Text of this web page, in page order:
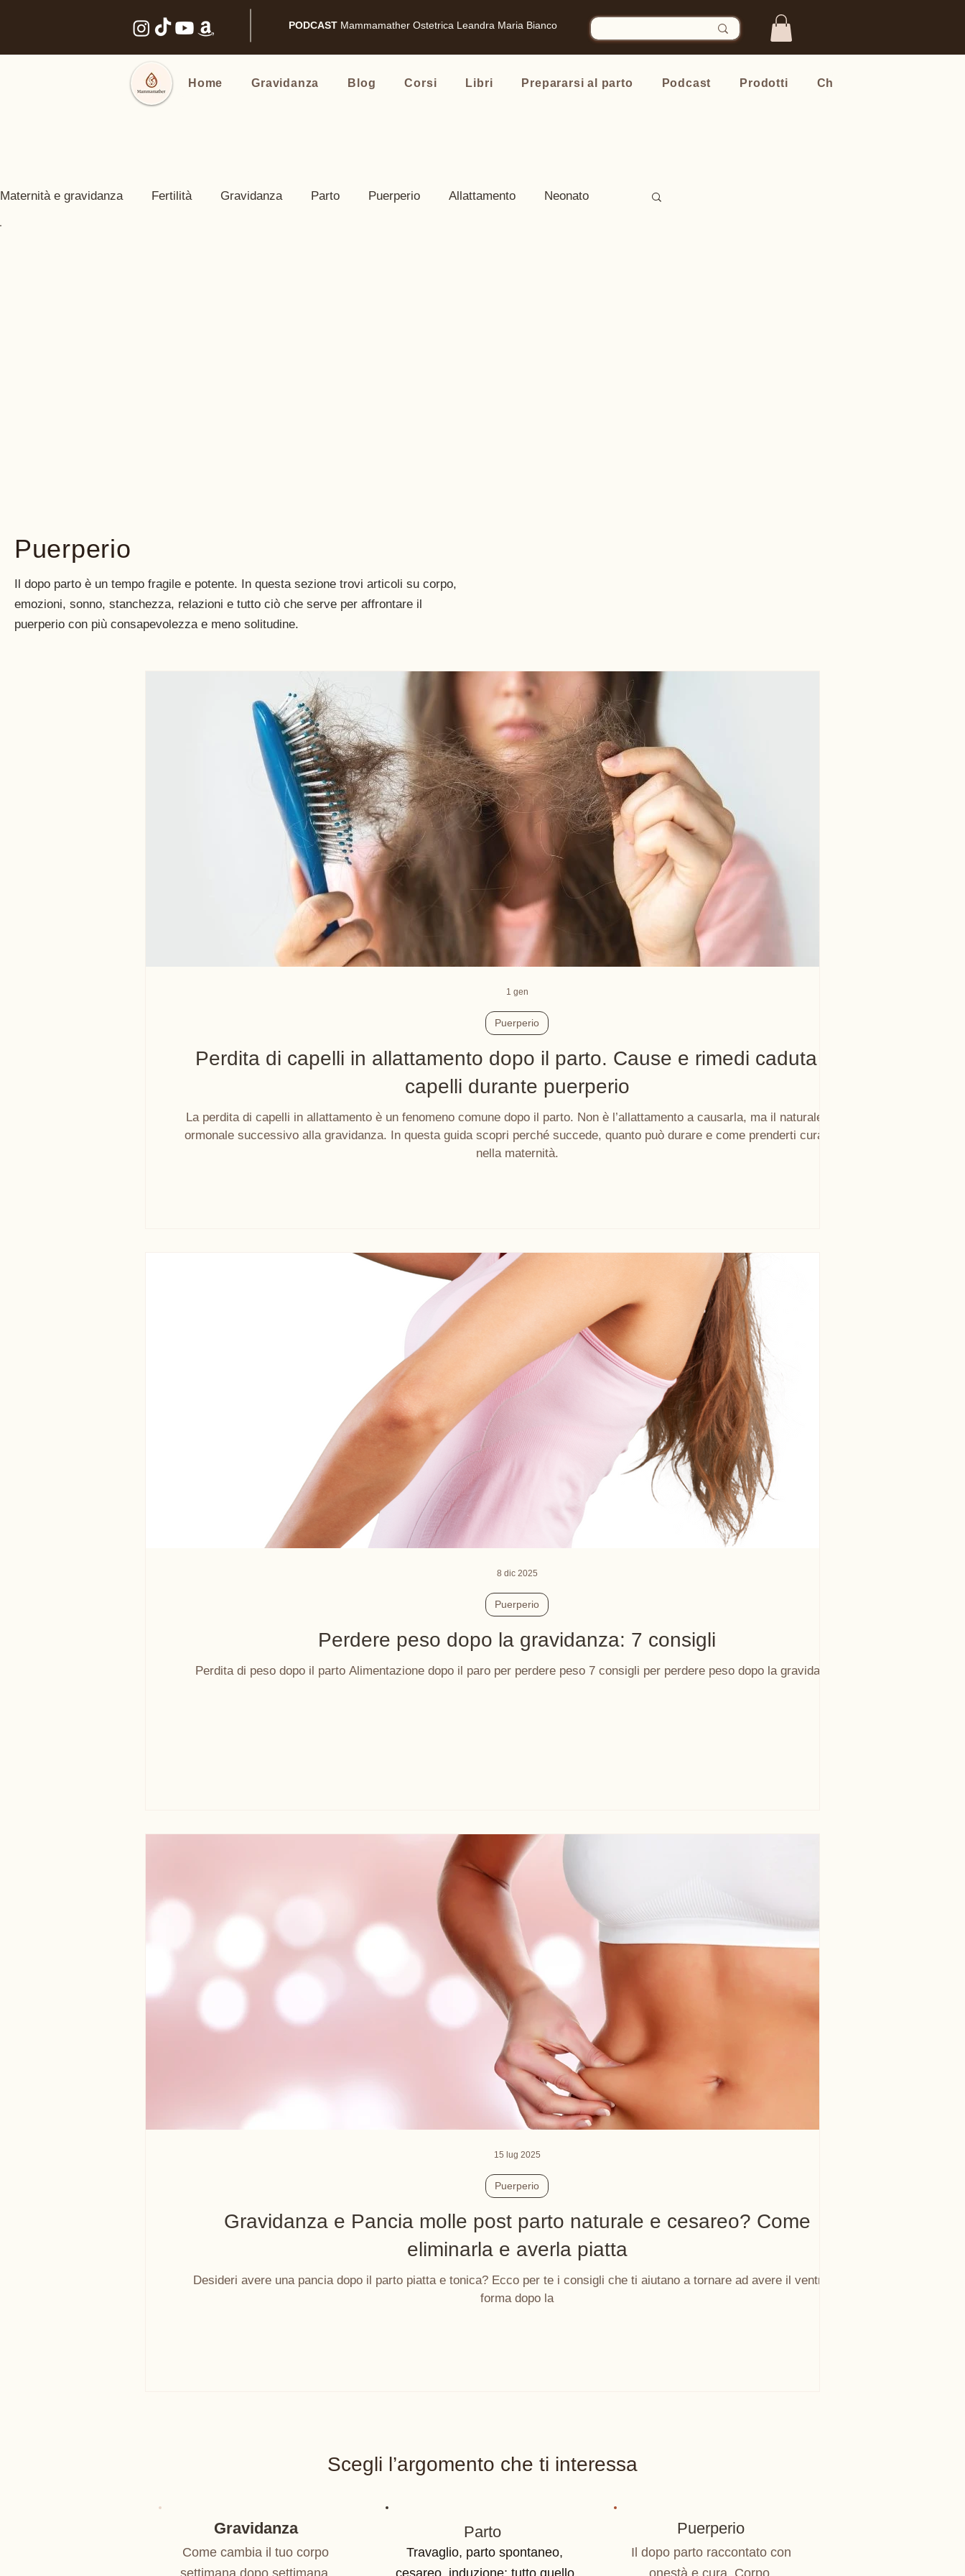
PODCAST Mammamather Ostetrica Leandra Maria Bianco
Home Gravidanza Blog Corsi Libri Prepararsi al parto Podcast Prodotti Chi sono
Maternità e gravidanza Fertilità Gravidanza Parto Puerperio Allattamento Neonato
Puerperio
Il dopo parto è un tempo fragile e potente. In questa sezione trovi articoli su corpo,
emozioni, sonno, stanchezza, relazioni e tutto ciò che serve per affrontare il
puerperio con più consapevolezza e meno solitudine.
Perdita di capelli in allattamento dopo il parto. Cause e rimedi caduta di
capelli durante puerperio
La perdita di capelli in allattamento è un fenomeno comune dopo il parto. Non è l’allattamento a causarla, ma il naturale calo
ormonale successivo alla gravidanza. In questa guida scopri perché succede, quanto può durare e come prenderti cura di te
nella maternità.
Puerperio
1 gen
Perdere peso dopo la gravidanza: 7 consigli
Perdita di peso dopo il parto Alimentazione dopo il paro per perdere peso 7 consigli per perdere peso dopo la gravidanza
Puerperio
8 dic 2025
Gravidanza e Pancia molle post parto naturale e cesareo? Come
eliminarla e averla piatta
Desideri avere una pancia dopo il parto piatta e tonica? Ecco per te i consigli che ti aiutano a tornare ad avere il ventre in
forma dopo la
Puerperio
15 lug 2025
Scegli l’argomento che ti interessa
Gravidanza
Come cambia il tuo corpo
Parto
Travaglio, parto spontaneo,
Puerperio
Il dopo parto raccontato con